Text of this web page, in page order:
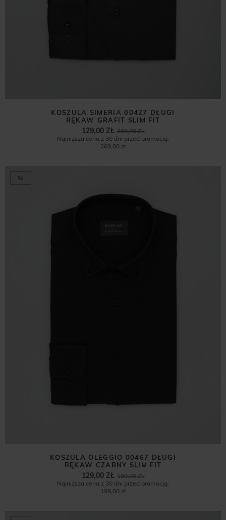
KOSZULA SIMERIA 00427 DŁUGI
RĘKAW GRAFIT SLIM FIT
269,00 ZŁ
129,00 ZŁ
Najniższa cena z 30 dni przed promocją:
269,00 zł
%
KOSZULA OLEGGIO 00467 DŁUGI
RĘKAW CZARNY SLIM FIT
199,00 ZŁ
129,00 ZŁ
Najniższa cena z 30 dni przed promocją:
199,00 zł